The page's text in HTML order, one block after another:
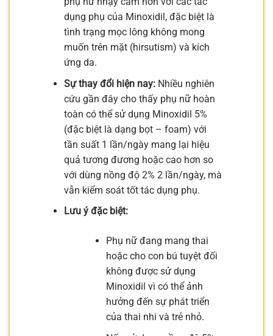
dụng phụ của Minoxidil, đặc biệt là
tình trạng mọc lông không mong
muốn trên mặt (hirsutism) và kích
ứng da.
Sự thay đổi hiện nay:Nhiều nghiên
cứu gần đây cho thấy phụ nữ hoàn
toàn có thể sử dụng Minoxidil 5%
(đặc biệt là dạng bọt – foam) với
tần suất 1 lần/ngày mang lại hiệu
quả tương đương hoặc cao hơn so
với dùng nồng độ 2% 2 lần/ngày, mà
vẫn kiểm soát tốt tác dụng phụ.
Lưu ý đặc biệt:
Phụ nữ đang mang thai
hoặc cho con bú tuyệt đối
không được sử dụng
Minoxidil vì có thể ảnh
hưởng đến sự phát triển
của thai nhi và trẻ nhỏ.